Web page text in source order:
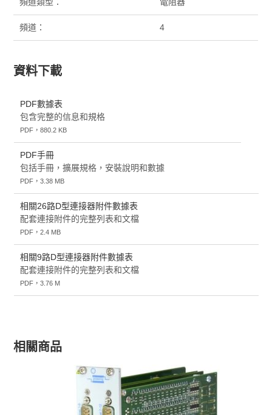
頻道： 4
資料下載
PDF數據表
包含完整的信息和規格
PDF，880.2 KB
PDF手冊
包括手冊，擴展規格，安裝說明和數據
PDF，3.38 MB
相關26路D型連接器附件數據表
配套連接附件的完整列表和文檔
PDF，2.4 MB
相關9路D型連接器附件數據表
配套連接附件的完整列表和文檔
PDF，3.76 M
相關商品